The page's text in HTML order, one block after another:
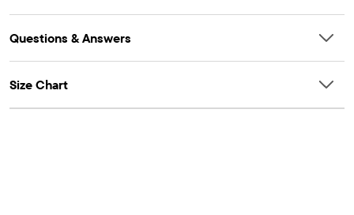
Questions & Answers
Size Chart